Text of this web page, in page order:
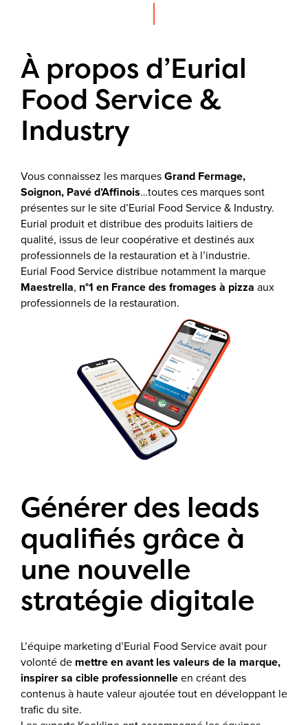
À propos d’Eurial
Food Service &
Industry
Vous connaissez les marquesGrand Fermage,
Soignon, Pavé d’Affinois…toutes ces marques sont
présentes sur le site d’Eurial Food Service & Industry.
Eurial produit et distribue des produits laitiers de
qualité, issus de leur coopérative et destinés aux
professionnels de la restauration et à l’industrie.
Eurial Food Service distribue notamment la marque
Maestrella, n°1 en France des fromages à pizza aux
professionnels de la restauration.
Générer des leads
qualifiés grâce à
une nouvelle
stratégie digitale
L’équipe marketing d’Eurial Food Service avait pour
volonté de mettre en avant les valeurs de la marque,
inspirer sa cible professionnelleen créant des
contenus à haute valeur ajoutée tout en développant le
trafic du site.